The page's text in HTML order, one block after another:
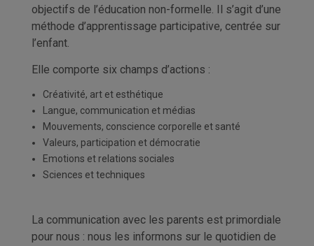
objectifs de l’éducation non-formelle. Il s’agit d’une
méthode d’apprentissage participative, centrée sur
l’enfant.
Elle comporte six champs d’actions :
Créativité, art et esthétique
Langue, communication et médias
Mouvements, conscience corporelle et santé
Valeurs, participation et démocratie
Emotions et relations sociales
Sciences et techniques
La communication avec les parents est primordiale
pour nous : nous les informons sur le quotidien de